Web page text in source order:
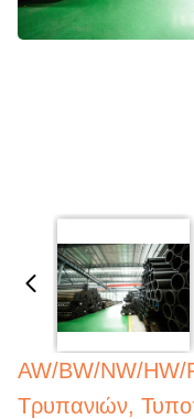
AW/BW/NW/
Τρυπανιών,